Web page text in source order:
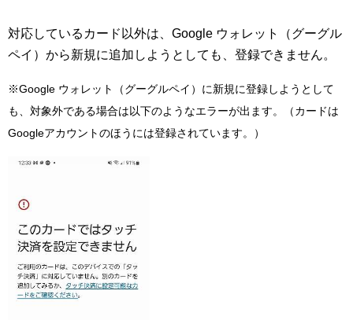
対応しているカード以外は、Google ウォレット（グーグル
ペイ）から新規に追加しようとしても、登録できません。
※Google ウォレット（グーグルペイ）に新規に登録しようとして
も、対象外である場合は以下のようなエラーが出ます。（カードは
Googleアカウントのほうには登録されています。）